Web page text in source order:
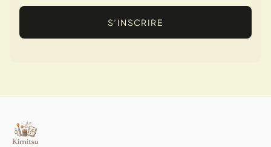
S’INSCRIRE